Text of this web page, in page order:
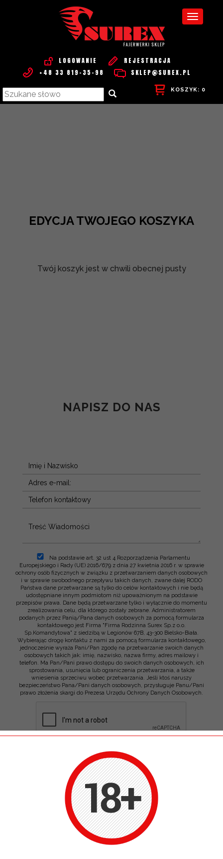
LOGOWANIE
REJESTRACJA
+48 33 819-35-98
SKLEP@SUREX.PL
KOSZYK: 0
Toggle
EDYCJA TWOJEGO KOSZYKA
Twój koszyk jest w chwili obecnej pusty
NAPISZ DO NAS
Na podstawie art. 32 ust 4 Rozporządzenia Parlamentu
Europejskiego i Rady (UE) 2016/679 z dnia 27 kwietnia 2016 r. w sprawie
ochrony osób fizycznych w związku z przetwarzaniem danych osobowych
i w sprawie swobodnego przepływu takich danych, zwane dalej RODO
Państwa dane przetwarzane są tylko do celów kontaktowych i nie będą
udostępniane innym podmiotom niż upoważnionym na podstawie
przepisów prawa. Dane będą przetwarzane tylko i wyłącznie do momentu
zrealizowania celu, dla którego zostały zebrane. Administratorem
podanych przez Panią/Pana danych osobowych za pomocą formularza
kontaktowego jest Firma "Firma Rodzinna Surex Sp.z o.o.
Sp.Komandytowa" z siedzibą w Legionów 67B, 43-300 Bielsko-Biała.
Wybierając drogę kontaktu z nami za pomocą formularza kontaktowego,
jednocześnie wyraża Pani/Pan zgodę na przetwarzanie swoich danych
osobowych takich jak: imię, nazwisko, nazwa firmy, adres mailowy i
telefon. Ma Pan/Pani prawo dostępu do swoich danych osobowych, ich
sprostowania, usunięcia lub ograniczenia przetwarzania, a także
wniesienia sprzeciwu wobec przetwarzania. Jeśli ktoś naruszy
bezpieczeństwo Pana/Pani danych osobowych, przysługuje Panu/Pani
prawo złożenia skargi do Prezesa Urzędu Ochrony Danych Osobowych.